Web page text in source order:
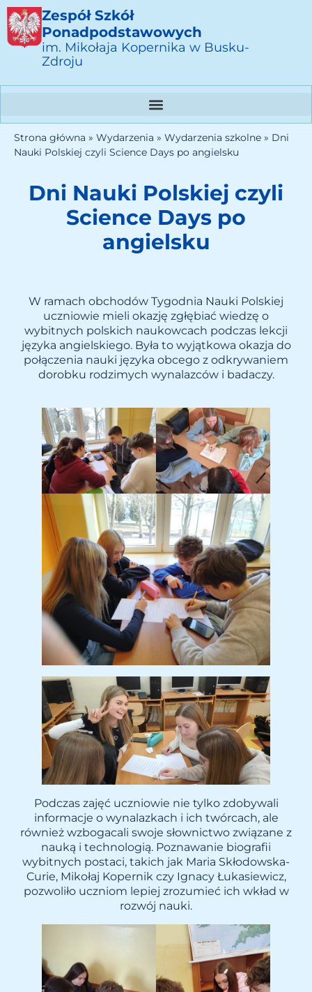
Zespół Szkół
Ponadpodstawowych
im. Mikołaja Kopernika w Busku-
Zdroju
Strona główna » Wydarzenia » Wydarzenia szkolne » Dni
Nauki Polskiej czyli Science Days po angielsku
Dni Nauki Polskiej czyli
Science Days po
angielsku
W ramach obchodów Tygodnia Nauki Polskiej
uczniowie mieli okazję zgłębiać wiedzę o
wybitnych polskich naukowcach podczas lekcji
języka angielskiego. Była to wyjątkowa okazja do
połączenia nauki języka obcego z odkrywaniem
dorobku rodzimych wynalazców i badaczy.
Podczas zajęć uczniowie nie tylko zdobywali
informacje o wynalazkach i ich twórcach, ale
również wzbogacali swoje słownictwo związane z
nauką i technologią. Poznawanie biografii
wybitnych postaci, takich jak Maria Skłodowska-
Curie, Mikołaj Kopernik czy Ignacy Łukasiewicz,
pozwoliło uczniom lepiej zrozumieć ich wkład w
rozwój nauki.